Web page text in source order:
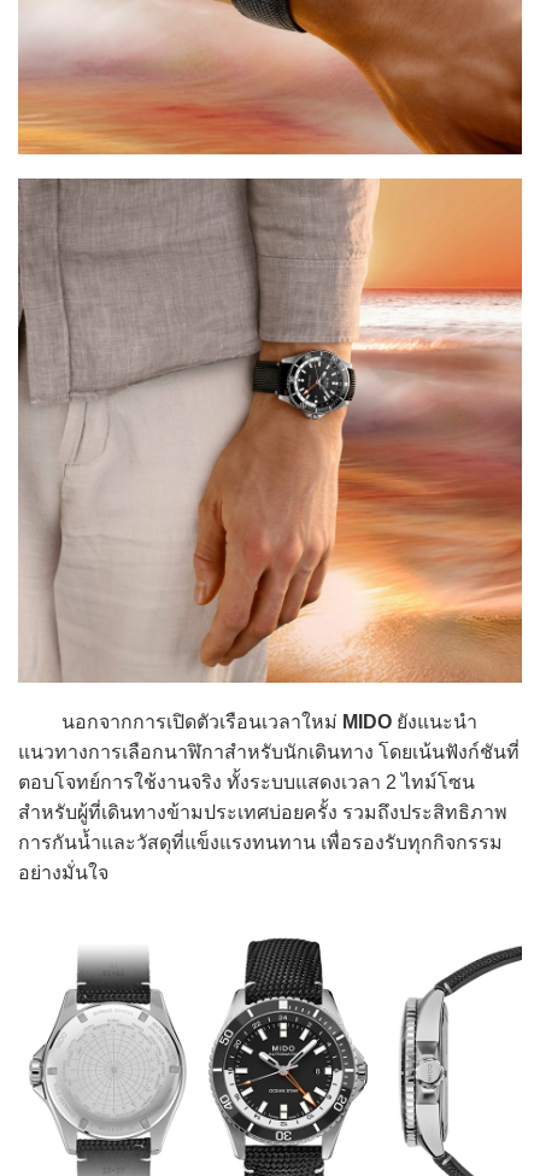
นอกจากการเปิดตัวเรือนเวลาใหม่ MIDO ยังแนะนำ
แนวทางการเลือกนาฬิกาสำหรับนักเดินทาง โดยเน้นฟังก์ชันที่
ตอบโจทย์การใช้งานจริง ทั้งระบบแสดงเวลา 2 ไทม์โซน
สำหรับผู้ที่เดินทางข้ามประเทศบ่อยครั้ง รวมถึงประสิทธิภาพ
การกันน้ำและวัสดุที่แข็งแรงทนทาน เพื่อรองรับทุกกิจกรรม
อย่างมั่นใจ